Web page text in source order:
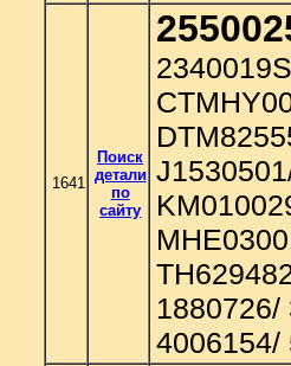
1641
Поиск
детали
по
сайту
1880726/
4006154/